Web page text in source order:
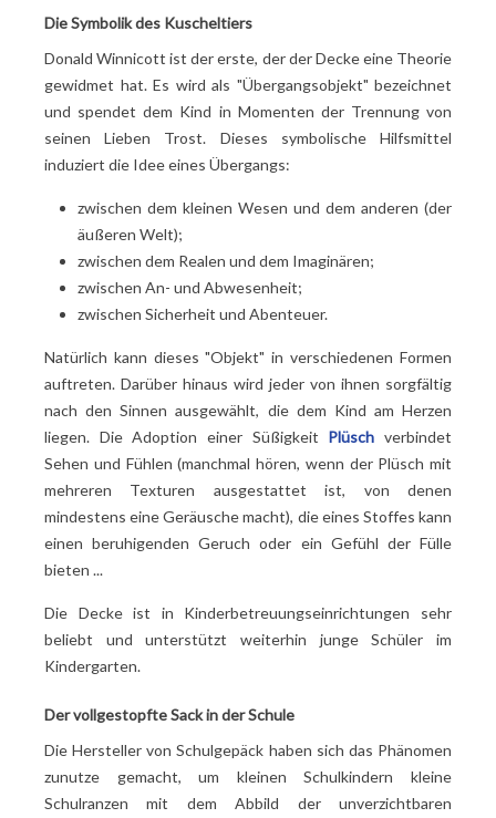
Die Symbolik des Kuscheltiers
Donald Winnicott ist der erste, der der Decke eine Theorie
gewidmet hat. Es wird als "Übergangsobjekt" bezeichnet
und spendet dem Kind in Momenten der Trennung von
seinen Lieben Trost. Dieses symbolische Hilfsmittel
induziert die Idee eines Übergangs:
zwischen dem kleinen Wesen und dem anderen (der
äußeren Welt);
zwischen dem Realen und dem Imaginären;
zwischen An- und Abwesenheit;
zwischen Sicherheit und Abenteuer.
Natürlich kann dieses "Objekt" in verschiedenen Formen
auftreten. Darüber hinaus wird jeder von ihnen sorgfältig
nach den Sinnen ausgewählt, die dem Kind am Herzen
liegen. Die Adoption einer Süßigkeit Plüsch verbindet
Sehen und Fühlen (manchmal hören, wenn der Plüsch mit
mehreren Texturen ausgestattet ist, von denen
mindestens eine Geräusche macht), die eines Stoffes kann
einen beruhigenden Geruch oder ein Gefühl der Fülle
bieten ...
Die Decke ist in Kinderbetreuungseinrichtungen sehr
beliebt und unterstützt weiterhin junge Schüler im
Kindergarten.
Der vollgestopfte Sack in der Schule
Die Hersteller von Schulgepäck haben sich das Phänomen
zunutze gemacht, um kleinen Schulkindern kleine
Schulranzen mit dem Abbild der unverzichtbaren